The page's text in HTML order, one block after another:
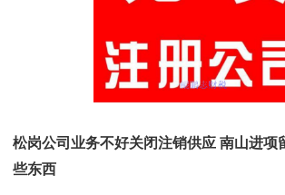
松岗公司业务不好关闭注销供应 南山进项
些东西